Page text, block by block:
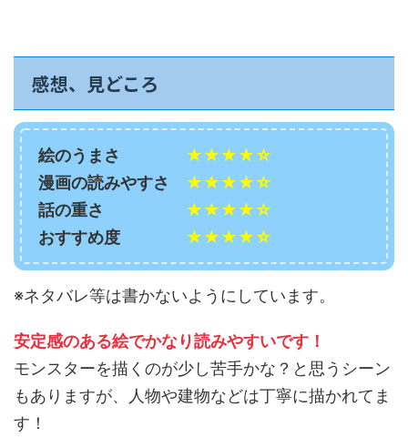
感想、見どころ
絵のうまさ ★★★★☆
漫画の読みやすさ ★★★★☆
話の重さ ★★★★☆
おすすめ度 ★★★★☆
※ネタバレ等は書かないようにしています。
安定感のある絵でかなり読みやすいです！
モンスターを描くのが少し苦手かな？と思うシーン
もありますが、人物や建物などは丁寧に描かれてま
す！